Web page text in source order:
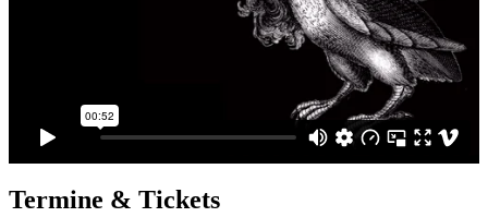
Termine & Tickets